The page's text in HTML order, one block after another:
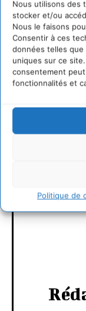
Nous utilisons des
stocker et/ou
Nous le faisons
Consentir à ces
données telles que
uniques sur ce
consentement
fonctionnalités et
Politique de